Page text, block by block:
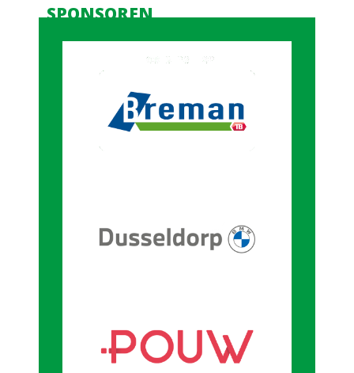
SPONSOREN